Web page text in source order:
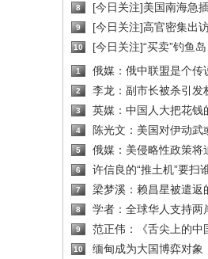
8 [今日关注]美国南海急
9 [今日关注]高官密集出
10 [今日关注]“买卖”钓鱼岛
1 俄媒：俄中联盟是个传
2 李龙：副市长被杀引发
3 英媒：中国人大把花钱
4 陈光文：美国对伊动武
5 俄媒：美侵略性政策将
6 许信良的“推土机”要扫
7 梁梦溪：赖昌星被遣返
8 学者：全球华人支持两
9 范正伟：《舌尖上的中
10 缅甸成为大国博弈对象